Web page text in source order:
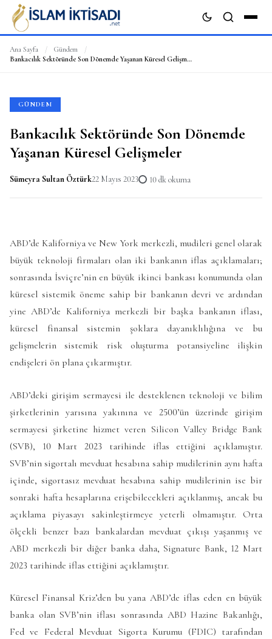
ARA
Ana Sayfa / Gündem
/
Bankacılık Sektöründe Son Dönemde Yaşanan Küresel Gelişmeler
GÜNDEM
Bankacılık Sektöründe Son Dönemde
Yaşanan Küresel Gelişmeler
Sümeyra Sultan Öztürk22 Mayıs 2023 10 dk okuma
ABD’de Kaliforniya ve New York merkezli, mudileri genel olarak
büyük teknoloji firmaları olan iki bankanın iflas açıklamaları;
sonrasında İsviçre’nin en büyük ikinci bankası konumunda olan
küresel sistemik öneme sahip bir bankanın devri ve ardından
yine ABD’de Kaliforniya merkezli bir başka bankanın iflası,
küresel finansal sistemin şoklara dayanıklılığına ve bu
gelişmelerin sistemik risk oluşturma potansiyeline ilişkin
endişeleri ön plana çıkarmıştır.
ABD’deki girişim sermayesi ile desteklenen teknoloji ve bilim
şirketlerinin yarısına yakınına ve 2500’ün üzerinde girişim
sermayesi şirketine hizmet veren Silicon Valley Bridge Bank
(SVB), 10 Mart 2023 tarihinde iflas ettiğini açıklamıştır.
SVB’nin sigortalı mevduat hesabına sahip mudilerinin aynı hafta
içinde, sigortasız mevduat hesabına sahip mudilerinin ise bir
sonraki hafta hesaplarına erişebilecekleri açıklanmış, ancak bu
açıklama piyasayı sakinleştirmeye yeterli olmamıştır. Orta
ölçekli benzer bazı bankalardan mevduat çıkışı yaşanmış ve
ABD merkezli bir diğer banka daha, Signature Bank, 12 Mart
2023 tarihinde iflas ettiğini açıklamıştır.
Küresel Finansal Kriz’den bu yana ABD’de iflas eden en büyük
banka olan SVB’nin iflası sonrasında ABD Hazine Bakanlığı,
Fed ve Federal Mevduat Sigorta Kurumu (FDIC) tarafından